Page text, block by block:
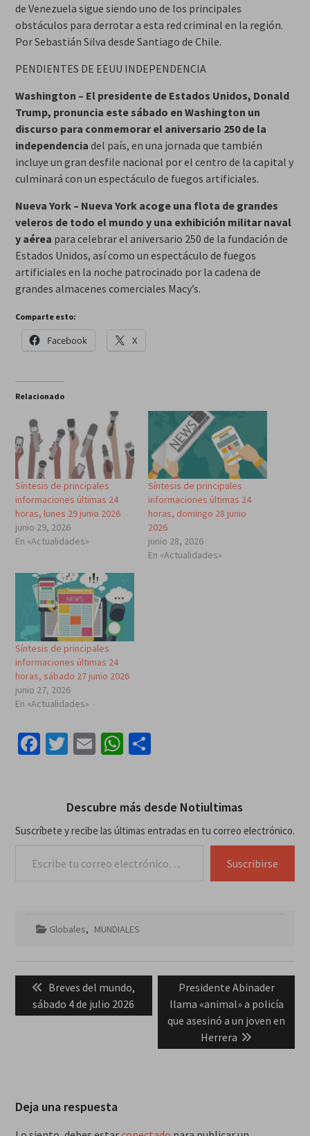
de Venezuela sigue siendo uno de los principales
obstáculos para derrotar a esta red criminal en la región.
Por Sebastián Silva desde Santiago de Chile.
PENDIENTES DE EEUU INDEPENDENCIA
Washington – El presidente de Estados Unidos, Donald
Trump, pronuncia este sábado en Washington un
discurso para conmemorar el aniversario 250 de la
independencia del país, en una jornada que también
incluye un gran desfile nacional por el centro de la capital y
culminará con un espectáculo de fuegos artificiales.
Nueva York – Nueva York acoge una flota de grandes
veleros de todo el mundo y una exhibición militar naval
y aérea para celebrar el aniversario 250 de la fundación de
Estados Unidos, así como un espectáculo de fuegos
artificiales en la noche patrocinado por la cadena de
grandes almacenes comerciales Macy’s.
Comparte esto:
Facebook X
Relacionado
Síntesis de principales
informaciones últimas 24
horas, lunes 29 junio 2026
junio 29, 2026
En «Actualidades»
Síntesis de principales
informaciones últimas 24
horas, domingo 28 junio
2026
junio 28, 2026
En «Actualidades»
Síntesis de principales
informaciones últimas 24
horas, sábado 27 junio 2026
junio 27, 2026
En «Actualidades»
Facebook
Twitter
EmailWhatsApp
Compartir
Descubre más desde Notiultimas
Suscríbete y recibe las últimas entradas en tu correo electrónico.
Suscribirse
Globales, MUNDIALES
entradas
Previous
post:
Breves del mundo,
sábado 4 de julio 2026
Next
post:
Presidente Abinader
llama «animal» a policía
que asesinó a un joven en
Herrera
Deja una respuesta